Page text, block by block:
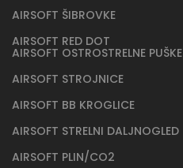
AIRSOFT ŠIBROVKE
AIRSOFT RED DOT
AIRSOFT OSTROSTRELNE PUŠKE
AIRSOFT STROJNICE
AIRSOFT BB KROGLICE
AIRSOFT STRELNI DALJNOGLED
AIRSOFT PLIN/CO2